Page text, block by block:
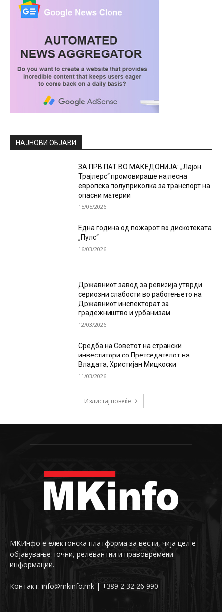
НАЈНОВИ ОБЈАВИ
ЗА ПРВ ПАТ ВО МАКЕДОНИЈА: „Лајон
Трајлерс“ промовираше најлесна
европска полуприколка за транспорт на
опасни материи
15/05/2026
Една година од пожарот во дискотеката
„Пулс“
16/03/2026
Државниот завод за ревизија утврди
сериозни слабости во работењето на
Државниот инспекторат за
градежништво и урбанизам
12/03/2026
Средба на Советот на странски
инвеститори со Претседателот на
Владата, Христијан Мицкоски
11/03/2026
Излистај повеќе
МКИнфо е електонска платформа за вести, чија цел е
објавување точни, релевантни и правовремени
информации.
Контакт: info@mkinfo.mk | +389 2 32 26 990